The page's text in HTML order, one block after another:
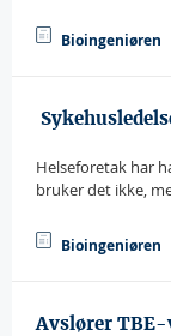
Bioingeniøren

Helseforetak har
bruker det ikke,
Bioingeniøren
Avslører TBE-